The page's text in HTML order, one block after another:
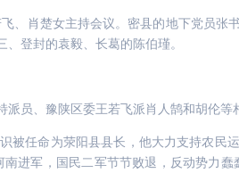
肖楚女主持会议。密县的地下党员张
登封的袁毅、长葛的陈伯瑾。
员、豫陕区委王若飞派肖人鹄和胡伦等
被任命为荥阳县县长，他大力支持农民
进军，国民二军节节败退，反动势力